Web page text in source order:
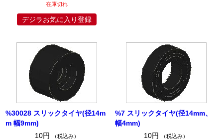
在庫切れ
デジラお気に入り登録
%30028 スリックタイヤ(径14m
m 幅9mm)
10円
（税込み）
%7 スリックタイヤ(径14mm、
幅4mm)
10円
（税込み）